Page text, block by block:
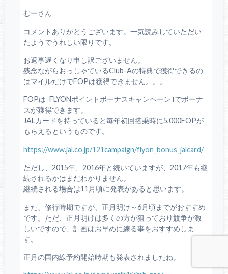
むーさん
コメントありがとうございます。一気読みしていただい
たようでうれしい限りです。
お返事遅くなり申し訳ございません。
残念ながらおっしゃているClub-Aの特典で獲得できるの
はマイルだけでFOPは獲得できません。。。
FOPは｢FLYONポイントボーナスキャンペーン｣でボーナ
スが獲得できます。
JALカードを持っていると毎年初回搭乗時に5,000FOPが
もらえるというものです。
https://www.jal.co.jp/121campaign/flyon_bonus_jalcard/
ただし、2015年、2016年と続いていますが、2017年も継
続されるかはまだわかりません。
継続される場合は11月頃に発表があると思います。
また、修行時期ですが、正月明け～6月頃までがおすすめ
です。ただ、正月明けは多くの方が狙っており競争が激
しいですので、計画はお早めに練る事をおすすめしま
す。
正月の国内線予約開始時期も発表されましたね。